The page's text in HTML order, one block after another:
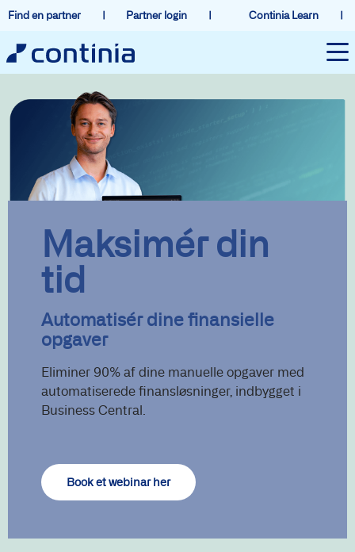
Find en partner Partner login Continia Learn
Maksimér din
tid
Automatisér dine finansielle
opgaver
Eliminer 90% af dine manuelle opgaver med
automatiserede finansløsninger, indbygget i
Business Central.
Book et webinar her